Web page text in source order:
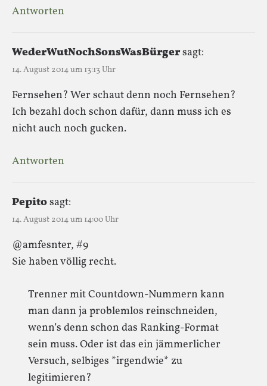
Antworten
WederWutNochSonsWasBürgersagt:
14. August 2014 um 13:13 Uhr
Fernsehen? Wer schaut denn noch Fernsehen?
Ich bezahl doch schon dafür, dann muss ich es
nicht auch noch gucken.
Antworten
Pepitosagt:
14. August 2014 um 14:00 Uhr
@amfesnter, #9
Sie haben völlig recht.
Trenner mit Countdown-Nummern kann
man dann ja problemlos reinschneiden,
wenn’s denn schon das Ranking-Format
sein muss. Oder ist das ein jämmerlicher
Versuch, selbiges *irgendwie* zu
legitimieren?